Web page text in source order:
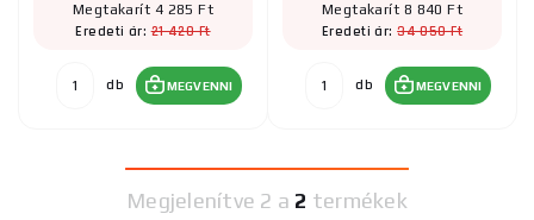
Megtakarít 4 285 Ft
Eredeti ár:21 420 Ft
db MEGVENNI
Megtakarít 8 840 Ft
Eredeti ár:34 050 Ft
db MEGVENNI
Megjelenítve 2 a 2 termékek